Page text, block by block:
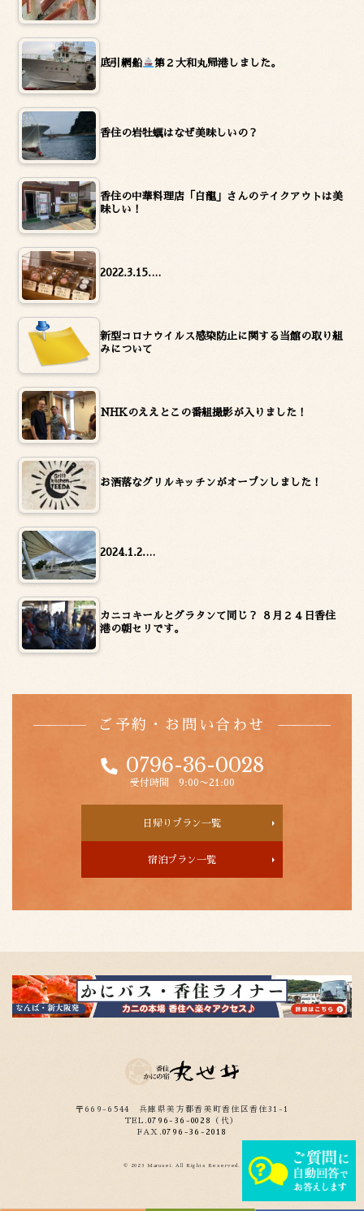
底引網船 第２大和丸帰港しました。
香住の岩牡蠣はなぜ美味しいの？
香住の中華料理店「白龍」さんのテイクアウトは美
味しい！
2022.3.15.…
新型コロナウイルス感染防止に関する当館の取り組
みについて
NHKのええとこの番組撮影が入りました！
お洒落なグリルキッチンがオープンしました！
2024.1.2.…
カニコキールとグラタンて同じ？ ８月２４日香住
港の朝セリです。
ご予約・お問い合わせ
0796-36-0028
受付時間 9:00〜21:00
日帰りプラン一覧
宿泊プラン一覧
〒669-6544兵庫県美方郡香美町香住区香住31-1
TEL.0796-36-0028
（代）
FAX.0796-36-2018
© 2023 Marusei. All Rights Reserved.